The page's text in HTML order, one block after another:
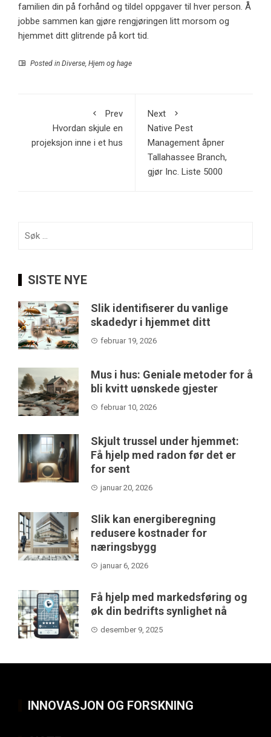
familien din på forhånd og tildel oppgaver til hver person. Å
jobbe sammen kan gjøre rengjøringen litt morsom og
hjemmet ditt glitrende på kort tid.
Posted in Diverse Hjem og hage
Prev
Hvordan skjule en
projeksjon inne i et hus
Next
Native Pest
Management åpner
Tallahassee Branch,
gjør Inc. Liste 5000
etter:
SISTE NYE
Slik identifiserer du vanlige
skadedyr i hjemmet ditt
februar 19, 2026
Mus i hus: Geniale metoder for å
bli kvitt uønskede gjester
februar 10, 2026
Skjult trussel under hjemmet:
Få hjelp med radon før det er
for sent
januar 20, 2026
Slik kan energiberegning
redusere kostnader for
næringsbygg
januar 6, 2026
Få hjelp med markedsføring og
øk din bedrifts synlighet nå
desember 9, 2025
INNOVASJON OG FORSKNING